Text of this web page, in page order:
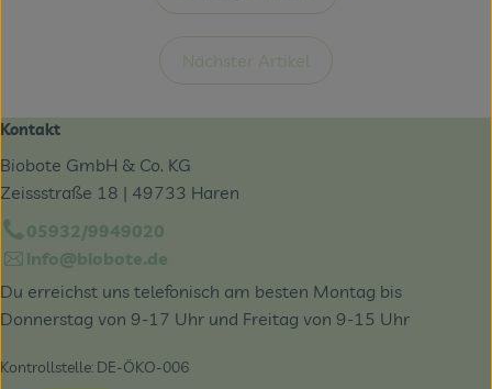
Nächster Artikel
Kontakt
Biobote GmbH & Co. KG
Zeissstraße 18 | 49733 Haren
05932/9949020
info@biobote.de
Du erreichst uns telefonisch am besten Montag bis
Donnerstag von 9-17 Uhr und Freitag von 9-15 Uhr
Kontrollstelle: DE-ÖKO-006